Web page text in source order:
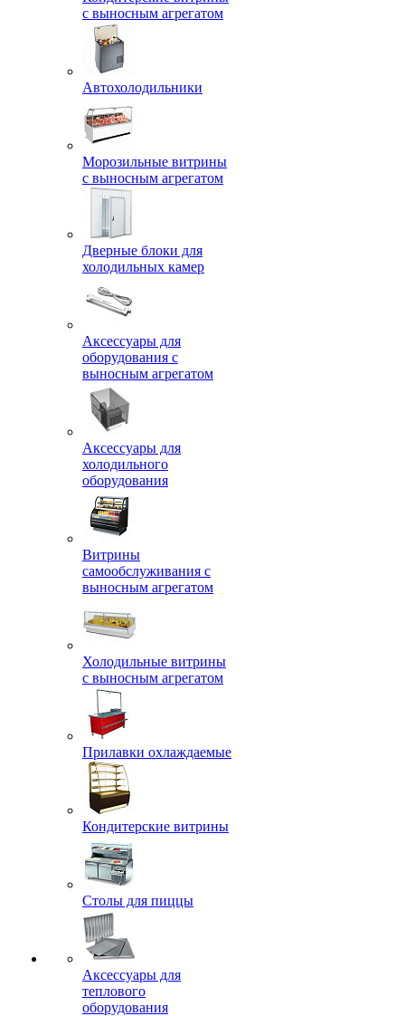
с выносным агрегатом
Автохолодильники
Морозильные витрины
с выносным агрегатом
Дверные блоки для
холодильных камер
Аксессуары для
оборудования с
выносным агрегатом
Аксессуары для
холодильного
оборудования
Витрины
самообслуживания с
выносным агрегатом
Холодильные витрины
с выносным агрегатом
Прилавки охлаждаемые
Кондитерские витрины
Столы для пиццы
Аксессуары для
теплового
оборудования